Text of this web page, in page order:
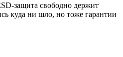
защита свободно держит
куда ни шло, но тоже гарантии